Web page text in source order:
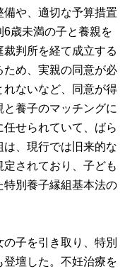
備や、適切な予算措置
6歳未満の子と養親を
判所を経て成立する
ため、実親の同意が必
ないなど、同意が得
養子のマッチングに
せられていて、ばら
、現行では旧来的な
されており、子ども
特別養子縁組基本法の
子を引き取り、特別
壇した。不妊治療を